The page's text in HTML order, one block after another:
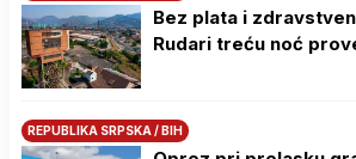
Bez plata i
Rudari treću noć
REPUBLIKA SRPSKA / BIH